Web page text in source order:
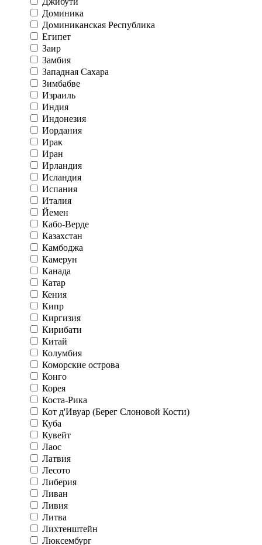
Доминика
Доминиканская Республика
Египет
Заир
Замбия
Западная Сахара
Зимбабве
Израиль
Индия
Индонезия
Иордания
Ирак
Иран
Ирландия
Исландия
Испания
Италия
Йемен
Кабо-Верде
Казахстан
Камбоджа
Камерун
Канада
Катар
Кения
Кипр
Киргизия
Кирибати
Китай
Колумбия
Коморские острова
Конго
Корея
Коста-Рика
Кот д'Ивуар (Берег Слоновой Кости)
Куба
Кувейт
Лаос
Латвия
Лесото
Либерия
Ливан
Ливия
Литва
Лихтенштейн
Люксембург